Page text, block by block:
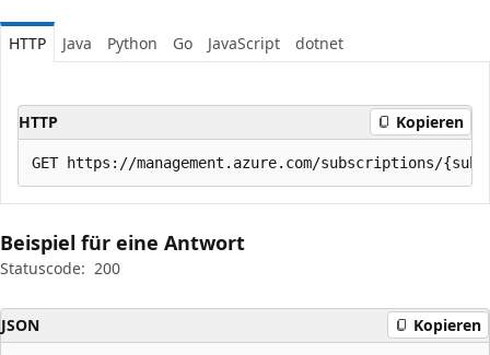
HTTP Java Python Go JavaScript dotnet
HTTP Kopieren
Beispiel für eine Antwort
Statuscode: 200
JSON Kopieren